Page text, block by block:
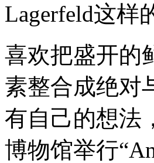
Lagerfeld这样
喜欢把盛开的
素整合成绝对
有自己的想法
博物馆举行